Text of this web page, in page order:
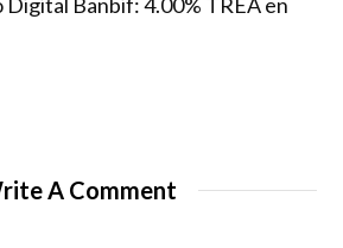
A Comment